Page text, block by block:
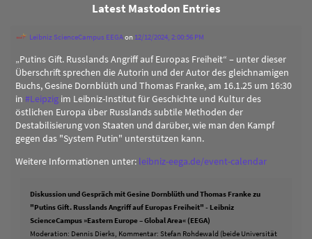
Latest Mastodon Entries
Leibniz ScienceCampus EEGAon 12/12/2024, 2:00:56 PM
„Putins Gift. Russlands Angriff auf Europas Freiheit“ – unter dieser
Überschrift sprechen die Autorin und der Autor des gleichnamigen
Buchs, Gesine Dornblüth und Thomas Franke, am 16.1.25 um 16:30
in #Leipzig im Leibniz-Institut für Geschichte und Kultur des
östlichen Europa über Russlands subtile Methoden der
Destabilisierung von Staaten und darüber, wie man den Kampf
gegen das "System Putin" unterstützen kann.
Weitere Informationen unter: leibniz-eega.de/event-calendar
Diskussion und Gespräch mit Gesine Dornblüth und Thomas Franke zu
"Putins Gift. Russlands Angriff auf Europas Freiheit" - Leibniz
ScienceCampus »Eastern Europe – Global Area« (EEGA)
Moderation: Dennis Dierks, Kommentar: Stefan Rohdewald (beide Universität